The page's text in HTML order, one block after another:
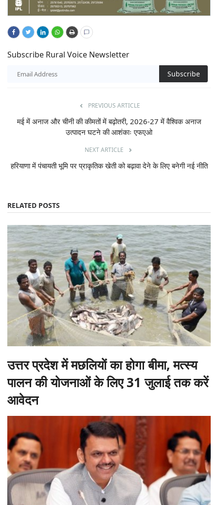
Subscribe Rural Voice Newsletter
Subscribe
PREVIOUS ARTICLE
मई में अनाज और चीनी की कीमतों में बढ़ोतरी, 2026-27 में वैश्विक अनाज
उत्पादन घटने की आशंकाः एफएओ
NEXT ARTICLE
हरियाणा में पंचायती भूमि पर प्राकृतिक खेती को बढ़ावा देने के लिए बनेगी नई नीति
RELATED POSTS
उत्तर प्रदेश में मछलियों का होगा बीमा, मत्स्य
पालन की योजनाओं के लिए 31 जुलाई तक करें
आवेदन